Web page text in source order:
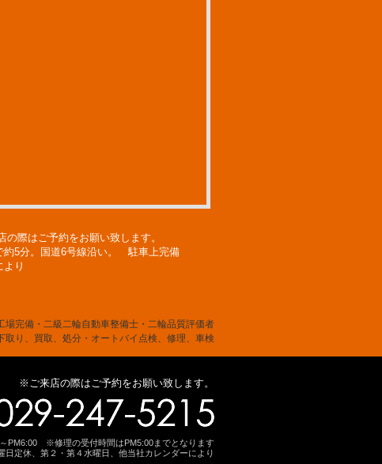
はご予約をお願い致します。
約5分。国道6号線沿い。 駐車上完備
り
完備・二級二輪自動車整備士・二輪品質評価者
取り、買取、処分・オートバイ点検、修理、車検
※ご来店の際はご予約をお願い致します。
PM6:00 ※修理の受付時間はPM5:00までとなります
日定休、第２・第４水曜日、他当社カレンダーにより